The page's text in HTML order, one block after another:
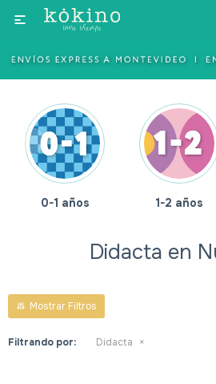

0-1 años 1-2 años
Didacta en
Filtrando por: Didacta